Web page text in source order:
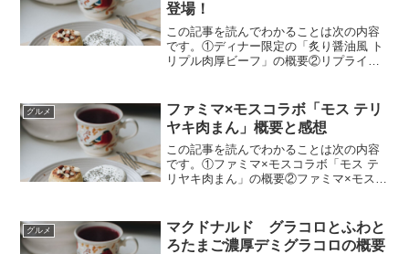
登場！
この記事を読んでわかることは次の内容
です。①ディナー限定の「炙り醤油風 ト
リプル肉厚ビーフ」の概要②リプライし
グルメ
ファミマ×モスコラボ「モス テリ
ヤキ肉まん」概要と感想
この記事を読んでわかることは次の内容
です。①ファミマ×モスコラボ「モス テ
リヤキ肉まん」の概要②ファミマ×モスコ
グルメ
マクドナルド グラコロとふわと
ろたまご濃厚デミグラコロの概要